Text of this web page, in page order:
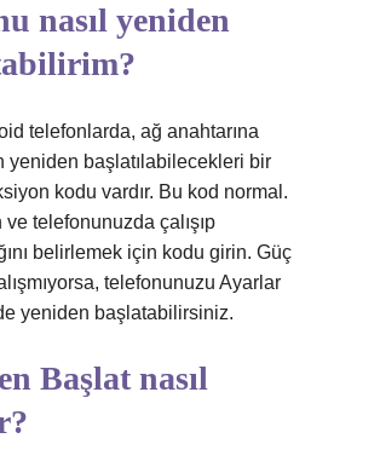
nasıl yeniden
telefonlarda, ağ anahtarına
yeniden başlatılabilecekleri bir
kodu vardır. Bu kod normal.
ve telefonunuzda çalışıp
belirlemek için kodu girin. Güç
telefonunuzu Ayarlar
yeniden başlatabilirsiniz.
Başlat nasıl